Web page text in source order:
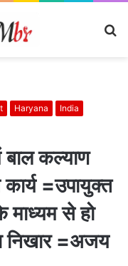
Haryana
India
बाल कल्याण
कार्य =उपायुक्त
माध्यम से हो
निखार =अजय